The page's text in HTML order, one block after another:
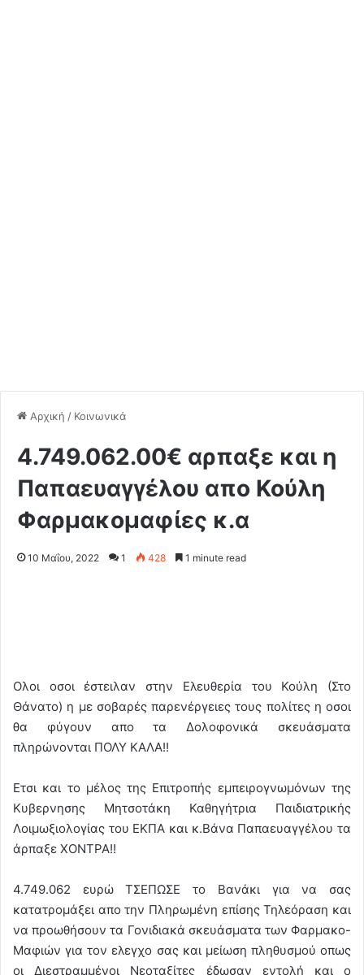
Αρχική / Κοινωνικά
4.749.062.00€ αρπαξε και η
Παπαευαγγέλου απο Κούλη
Φαρμακομαφίες κ.α
10 Μαΐου, 2022 1 428 1 minute read
Ολοι οσοι έστειλαν στην Ελευθερία του Κούλη (Στο
Θάνατο) η με σοβαρές παρενέργειες τους πολίτες η οσοι
θα φύγουν απο τα Δολοφονικά σκευάσματα
πληρώνονται ΠΟΛΥ ΚΑΛΑ!!
Ετσι και το μέλος της Επιτροπής εμπειρογνωμόνων της
Κυβερνησης Μητσοτάκη Καθηγήτρια Παιδιατρικής
Λοιμωξιολογίας του ΕΚΠΑ και κ.Βάνα Παπαευαγγέλου τα
άρπαξε ΧΟΝΤΡΑ!!
4.749.062 ευρώ ΤΣΕΠΩΣΕ το Βανάκι για να σας
κατατρομάξει απο την Πληρωμένη επίσης Τηλεόραση και
να προωθήσουν τα Γονιδιακά σκευάσματα των Φαρμακο-
Μαφιών για τον ελεγχο σας και μείωση πληθυσμού οπως
οι Διεστραμμένοι Νεοταξίτες έδωσαν εντολή και ο